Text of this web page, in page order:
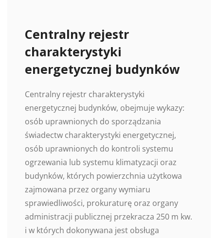
Centralny rejestr
charakterystyki
energetycznej budynków
Centralny rejestr charakterystyki
energetycznej budynków, obejmuje wykazy:
osób uprawnionych do sporządzania
świadectw charakterystyki energetycznej,
osób uprawnionych do kontroli systemu
ogrzewania lub systemu klimatyzacji oraz
budynków, których powierzchnia użytkowa
zajmowana przez organy wymiaru
sprawiedliwości, prokuraturę oraz organy
administracji publicznej przekracza 250 m kw.
i w których dokonywana jest obsługa